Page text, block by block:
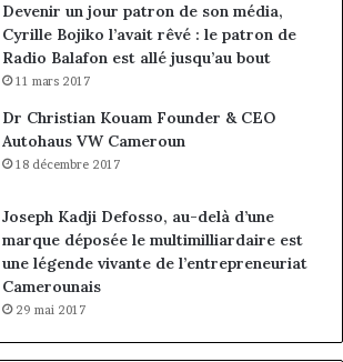
Devenir un jour patron de son média,
Cyrille Bojiko l’avait rêvé : le patron de
Radio Balafon est allé jusqu’au bout
11 mars 2017
Dr Christian Kouam Founder & CEO
Autohaus VW Cameroun
18 décembre 2017
Joseph Kadji Defosso, au-delà d’une
marque déposée le multimilliardaire est
une légende vivante de l’entrepreneuriat
Camerounais
29 mai 2017